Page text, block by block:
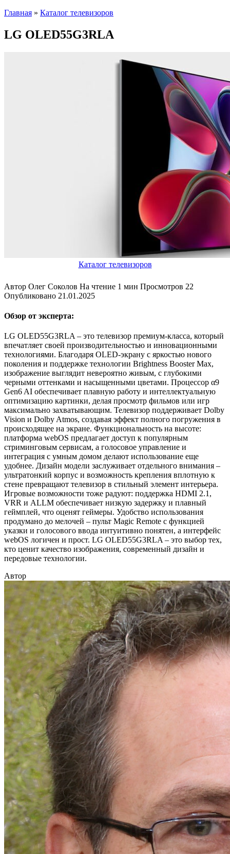
Главная » Каталог телевизоров
LG OLED55G3RLA
Каталог телевизоров
Автор Олег Соколов На чтение 1 мин Просмотров 22
Опубликовано 21.01.2025
Обзор от эксперта:
LG OLED55G3RLA – это телевизор премиум-класса, который
впечатляет своей производительностью и инновационными
технологиями. Благодаря OLED-экрану с яркостью нового
поколения и поддержке технологии Brightness Booster Max,
изображение выглядит невероятно живым, с глубокими
черными оттенками и насыщенными цветами. Процессор α9
Gen6 AI обеспечивает плавную работу и интеллектуальную
оптимизацию картинки, делая просмотр фильмов или игр
максимально захватывающим. Телевизор поддерживает Dolby
Vision и Dolby Atmos, создавая эффект полного погружения в
происходящее на экране. Функциональность на высоте:
платформа webOS предлагает доступ к популярным
стриминговым сервисам, а голосовое управление и
интеграция с умным домом делают использование еще
удобнее. Дизайн модели заслуживает отдельного внимания –
ультратонкий корпус и возможность крепления вплотную к
стене превращают телевизор в стильный элемент интерьера.
Игровые возможности тоже радуют: поддержка HDMI 2.1,
VRR и ALLM обеспечивает низкую задержку и плавный
геймплей, что оценят геймеры. Удобство использования
продумано до мелочей – пульт Magic Remote с функцией
указки и голосового ввода интуитивно понятен, а интерфейс
webOS логичен и прост. LG OLED55G3RLA – это выбор тех,
кто ценит качество изображения, современный дизайн и
передовые технологии.
Автор